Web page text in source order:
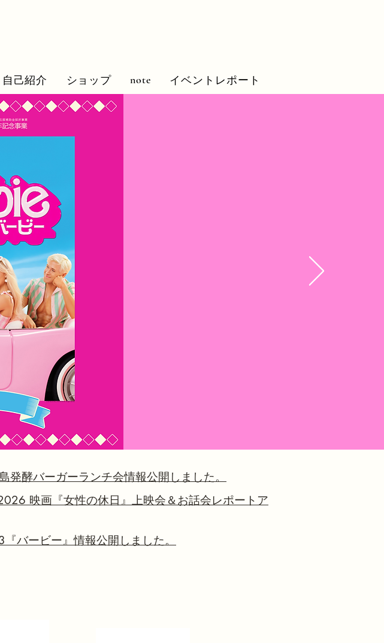
自己紹介 ショップ note イベントレポート
発酵バーガーランチ会情報公開しました。
映画『女性の休日』上映会＆お話会レポートア
バービー』情報公開しました。